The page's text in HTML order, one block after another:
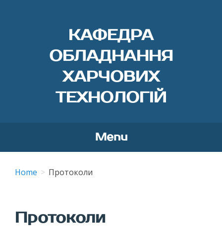
КАФЕДРА
ОБЛАДНАННЯ
ХАРЧОВИХ
ТЕХНОЛОГІЙ
Menu
Home Протоколи
Протоколи